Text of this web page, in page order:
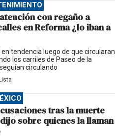
con regaño a
en Reforma ¿lo iban a
tendencia luego de que circularan
los carriles de Paseo de la
circulando
tras la muerte
sobre quienes la llaman